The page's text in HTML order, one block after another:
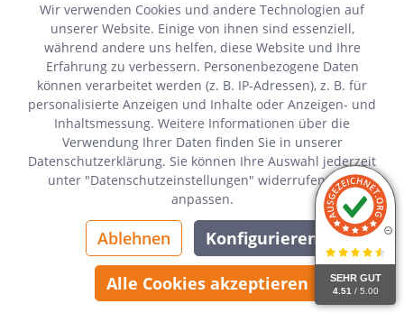
SEHR GUT
4.51 / 5.00
Sofort verfügbar, Lieferzeit 21-28 Tage
Wir verwenden Cookies und andere Technologien auf
unserer Website. Einige von ihnen sind essenziell,
während andere uns helfen, diese Website und Ihre
Erfahrung zu verbessern. Personenbezogene Daten
können verarbeitet werden (z. B. IP-Adressen), z. B. für
personalisierte Anzeigen und Inhalte oder Anzeigen- und
Inhaltsmessung. Weitere Informationen über die
Verwendung Ihrer Daten finden Sie in unserer
Datenschutzerklärung. Sie können Ihre Auswahl jederzeit
unter "Datenschutzeinstellungen" widerrufen oder
anpassen.
Ablehnen Konfigurieren
Alle Cookies akzeptieren